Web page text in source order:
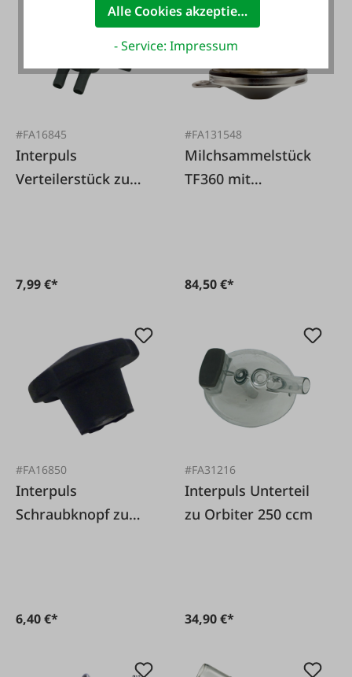
#FA16845
Interpuls
Verteilerstück zu
7,99 €*
#FA131548
Milchsammelstück
TF360 mit
84,50 €*
#FA16850
Interpuls
Schraubknopf zu
6,40 €*
#FA31216
Interpuls Unterteil
zu Orbiter 250 ccm
34,90 €*
Alle Cookies akzeptieren
- Service: Impressum